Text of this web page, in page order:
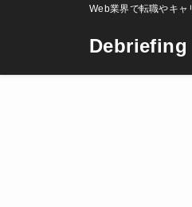
Web業界で転職やキャ
Debriefing